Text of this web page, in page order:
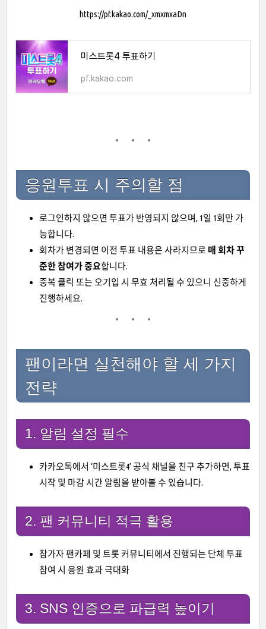
https://pf.kakao.com/_xmxmxaDn
미스트롯4 투표하기
pf.kakao.com
응원투표 시 주의할 점
로그인하지 않으면 투표가 반영되지 않으며, 1일 1회만 가
능합니다.
회차가 변경되면 이전 투표 내용은 사라지므로 매 회차 꾸
준한 참여가 중요합니다.
중복 클릭 또는 오기입 시 무효 처리될 수 있으니 신중하게
진행하세요.
팬이라면 실천해야 할 세 가지
전략
1. 알림 설정 필수
카카오톡에서 ‘미스트롯4’ 공식 채널을 친구 추가하면, 투표
시작 및 마감 시간 알림을 받아볼 수 있습니다.
2. 팬 커뮤니티 적극 활용
참가자 팬카페 및 트롯 커뮤니티에서 진행되는 단체 투표
참여 시 응원 효과 극대화
3. SNS 인증으로 파급력 높이기